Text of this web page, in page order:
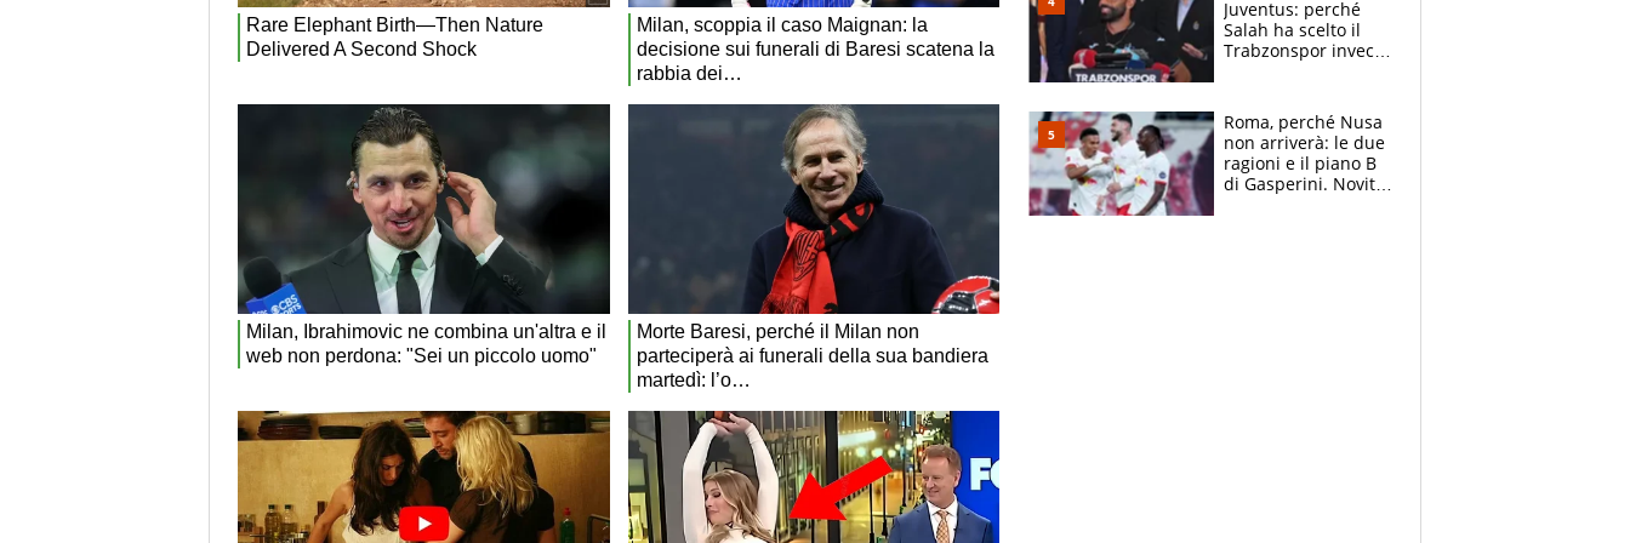
Juventus: perché
Salah ha scelto il
Trabzonspor invece
Roma, perché Nusa
non arriverà: le due
ragioni e il piano B
di Gasperini. Novità